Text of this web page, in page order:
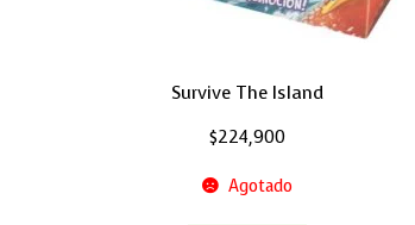
Survive The Island
$224,900
Agotado